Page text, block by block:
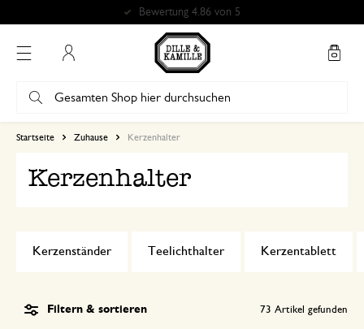
Bewertung 4.86 von 5
Startseite Zuhause Kerzenhalter
Kerzenhalter
Kerzenständer Teelichthalter Kerzentablett
Filtern & sortieren 73 Artikel gefunden